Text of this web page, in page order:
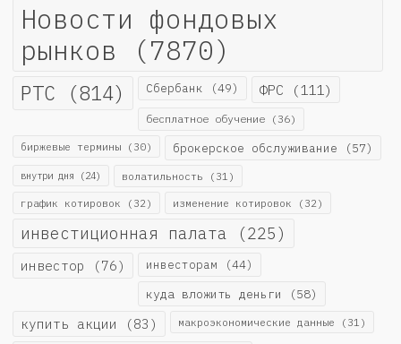
Новости фондовых
рынков (7870)
РТС (814) Сбербанк (49) ФРС (111)
бесплатное обучение (36)
биржевые термины (30) брокерское обслуживание (57)
внутри дня (24) волатильность (31)
график котировок (32) изменение котировок (32)
инвестиционная палата (225)
инвестор (76) инвесторам (44)
куда вложить деньги (58)
купить акции (83) макроэкономические данные (31)